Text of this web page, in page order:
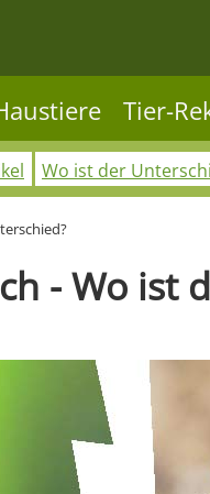
Tier-
Wo ist der
- Wo ist